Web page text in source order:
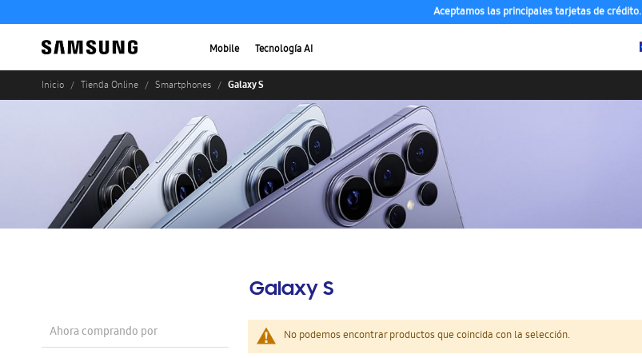
Aceptamos las principales tarjetas de crédito.
Mobile Tecnología AI
Inicio Tienda Online Smartphones Galaxy S
Galaxy S
No podemos encontrar productos que coincida con la selección.
Ahora comprando por